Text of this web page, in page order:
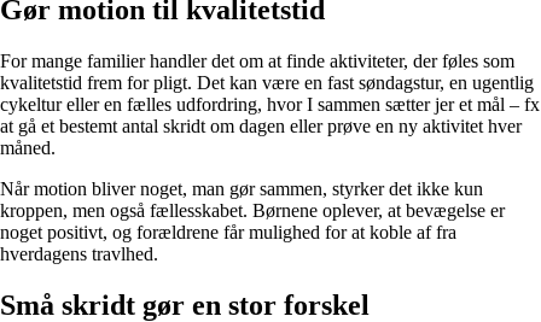
Gør motion til kvalitetstid
For mange familier handler det om at finde aktiviteter, der føles som
kvalitetstid frem for pligt. Det kan være en fast søndagstur, en ugentlig
cykeltur eller en fælles udfordring, hvor I sammen sætter jer et mål – fx
at gå et bestemt antal skridt om dagen eller prøve en ny aktivitet hver
måned.
Når motion bliver noget, man gør sammen, styrker det ikke kun
kroppen, men også fællesskabet. Børnene oplever, at bevægelse er
noget positivt, og forældrene får mulighed for at koble af fra
hverdagens travlhed.
Små skridt gør en stor forskel